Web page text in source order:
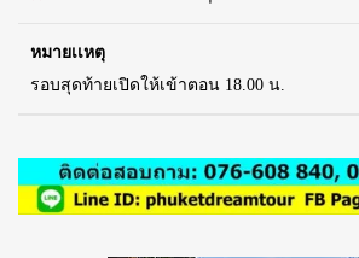
หมายเเหตุ
รอบสุดท้ายเปิดให้เข้าตอน 18.00 น.